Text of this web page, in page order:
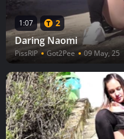
1:07 2
Daring Naomi
PissRIP Got2Pee 09 May, 25